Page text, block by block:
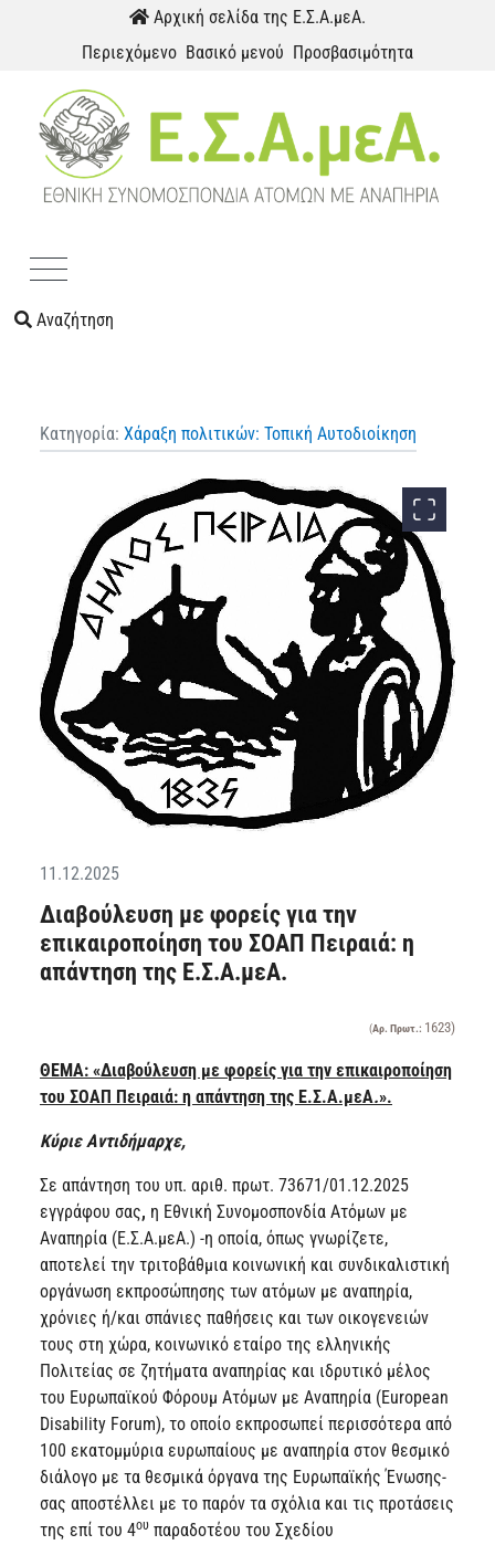
Παράκαμψη προς το περιεχόμενοΑρχική σελίδα της Ε.Σ.Α.μεΑ.
Περιεχόμενο Βασικό μενού Προσβασιμότητα
Αναζήτηση
Κατηγορία: Χάραξη πολιτικών: Τοπική Αυτοδιοίκηση
11.12.2025
Διαβούλευση με φορείς για την
επικαιροποίηση του ΣΟΑΠ Πειραιά: η
απάντηση της Ε.Σ.Α.μεΑ.
(Αρ. Πρωτ.: 1623)
ΘΕΜΑ: «Διαβούλευση με φορείς για την επικαιροποίηση
του ΣΟΑΠ Πειραιά: η απάντηση της Ε.Σ.Α.μεΑ.».
Κύριε Αντιδήμαρχε,
Σε απάντηση του υπ. αριθ. πρωτ. 73671/01.12.2025
εγγράφου σας, η Εθνική Συνομοσπονδία Ατόμων με
Αναπηρία (Ε.Σ.Α.μεΑ.) -η οποία, όπως γνωρίζετε,
αποτελεί την τριτοβάθμια κοινωνική και συνδικαλιστική
οργάνωση εκπροσώπησης των ατόμων με αναπηρία,
χρόνιες ή/και σπάνιες παθήσεις και των οικογενειών
τους στη χώρα, κοινωνικό εταίρο της ελληνικής
Πολιτείας σε ζητήματα αναπηρίας και ιδρυτικό μέλος
του Ευρωπαϊκού Φόρουμ Ατόμων με Αναπηρία (European
Disability Forum), το οποίο εκπροσωπεί περισσότερα από
100 εκατομμύρια ευρωπαίους με αναπηρία στον θεσμικό
διάλογο με τα θεσμικά όργανα της Ευρωπαϊκής Ένωσης-
σας αποστέλλει με το παρόν τα σχόλια και τις προτάσεις
της επί του 4ου παραδοτέου του Σχεδίου